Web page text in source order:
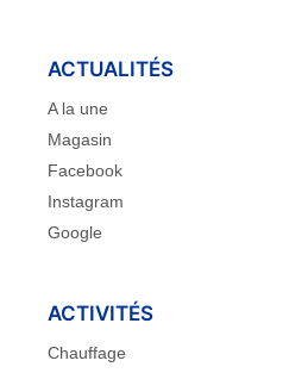
ACTUALITÉS
A la une
Magasin
Facebook
Instagram
Google
ACTIVITÉS
Chauffage